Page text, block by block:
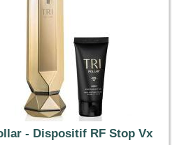
- Dispositif RF Stop Vx